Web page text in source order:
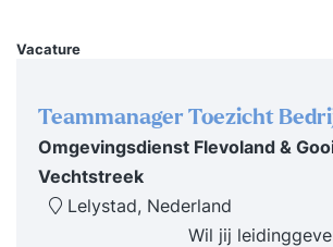
werkvormen (rollen / meetings /
Scrum ervaren in een uitgebreide
rol van de Scrum Master uitdiepen
faciliteren / opleiden / impediments)
Vacature
Teammanager Toezicht
Omgevingsdienst Flevoland &
Vechtstreek
Lelystad, Nederland
Wil jij